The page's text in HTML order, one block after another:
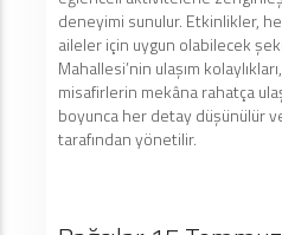
deneyimi sunulur. Etkinlikler,
aileler için uygun olabilecek
Mahallesi’nin ulaşım
misafirlerin mekâna rahatça
boyunca her detay düşünülür
tarafından yönetilir.